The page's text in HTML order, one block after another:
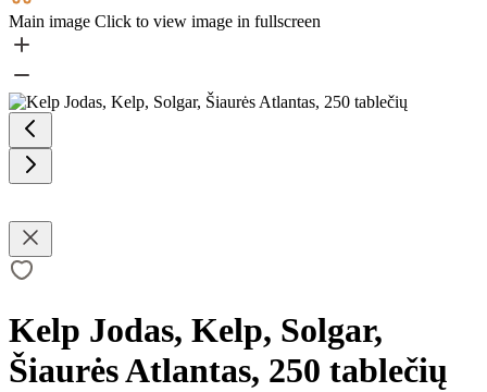
Main image Click to view image in fullscreen
Kelp Jodas, Kelp, Solgar,
Šiaurės Atlantas, 250 tablečių